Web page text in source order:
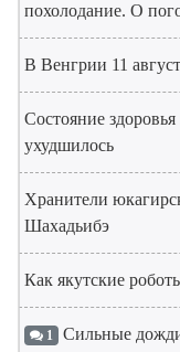
похолодание. О
В Венгрии 11
Состояние
ухудшилось
Хранители
Шахадьибэ
Как якутские
1 Сильные